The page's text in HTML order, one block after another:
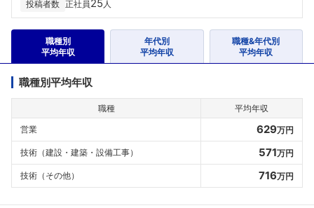
投稿者数 正社員25 人
職種別
平均年収
年代別
平均年収
職種&年代別
平均年収
職種別平均年収
職種
平均年収
営業
629万円
技術（建設・建築・設備工事） 571万円
技術（その他） 716万円